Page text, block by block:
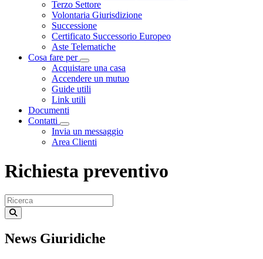
Terzo Settore
Volontaria Giurisdizione
Successione
Certificato Successorio Europeo
Aste Telematiche
Cosa fare per
Visualizza menù di secondo livello
Acquistare una casa
Accendere un mutuo
Guide utili
Link utili
Documenti
Contatti
Visualizza menù di secondo livello
Invia un messaggio
Area Clienti
Richiesta preventivo
News Giuridiche